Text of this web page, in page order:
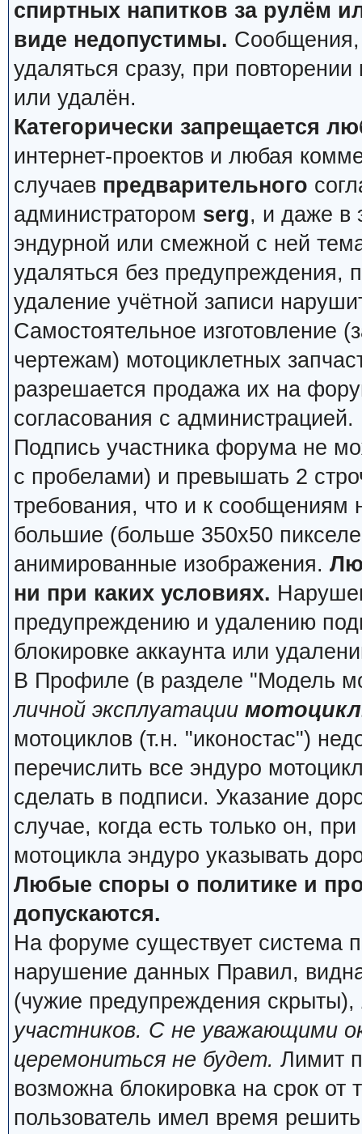
спиртных напитков за рулём
виде недопустимы. Сообщения,
удаляться сразу, при
или удалён.
Категорически запрещается
интернет-проектов и любая
случаев предварительного
администратором serg, и даже в
эндурной или смежной с ней
удаляться без предупреждения,
удаление учётной записи
Самостоятельное изготовление
чертежам) мотоциклетных
разрешается продажа их на
согласования с администрацией.
Подпись участника форума не
с пробелами) и превышать 2
требования, что и к
большие (больше 350x50
анимированные изображения.
ни при каких условиях.
предупреждению и удалению
блокировке аккаунта или
В Профиле (в разделе "Модель
личной эксплуатации
мотоциклов (т.н. "иконостас")
перечислить все эндуро
сделать в подписи. Указание
случае, когда есть только он,
мотоцикла эндуро указывать
Любые споры о политике и
допускаются.
На форуме существует система
нарушение данных Правил,
(чужие предупреждения скрыты),
участников. С не уважающими
церемониться не будет. Лимит
возможна блокировка на срок от
пользователь имел время